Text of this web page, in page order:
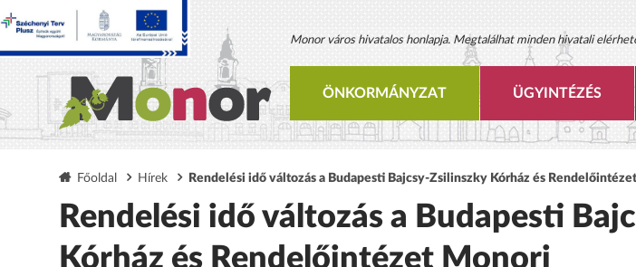
Monor város hivatalos honlapja. Megtalálhat minden hivatali
ÖNKORMÁNYZAT ÜGYINTÉZÉS
Főoldal Hírek Rendelési idő változás a Budapesti Bajcsy-Zsilinszky Kórház és
Rendelési idő változás a Budapesti
Kórház és Rendelőintézet Monori